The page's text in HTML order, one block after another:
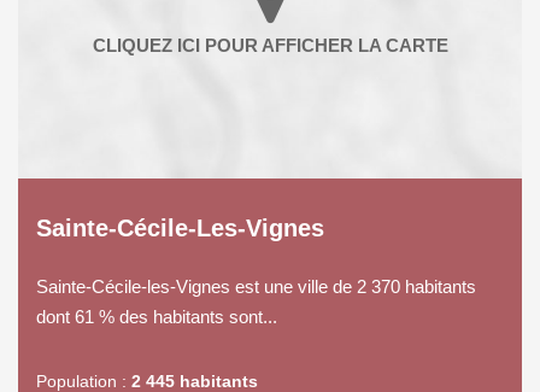
Sainte-Cécile-Les-Vignes
Sainte-Cécile-les-Vignes est une ville de 2 370 habitants
dont 61 % des habitants sont...
Population : 2 445 habitants